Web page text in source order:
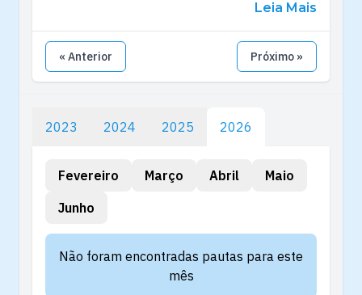
Leia Mais
« Anterior Próximo »
2023 2024 2025 2026
Fevereiro Março Abril
Maio
Junho
Não foram encontradas pautas para este
mês